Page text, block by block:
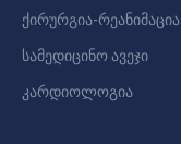
ქირურგია-რეანიმაცია
სამედიცინო ავეჯი
კარდიოლოგია